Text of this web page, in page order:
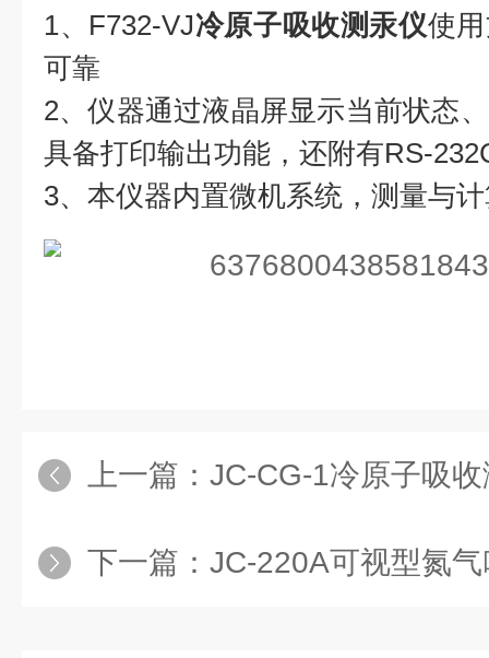
1、F732-VJ冷原子吸收测汞仪使
可靠
2、仪器通过液晶屏显示当前状态
具备打印输出功能，还附有RS-
3、本仪器内置微机系统，测量与
上一篇： JC-CG-1冷原子吸
下一篇： JC-220A可视型氮